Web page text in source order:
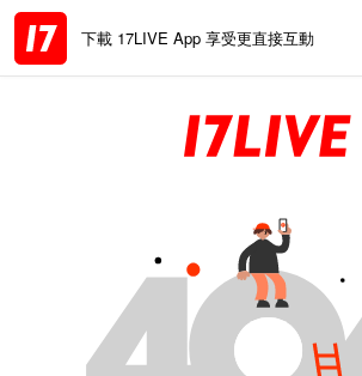
下載 17LIVE App 享受更直接互動